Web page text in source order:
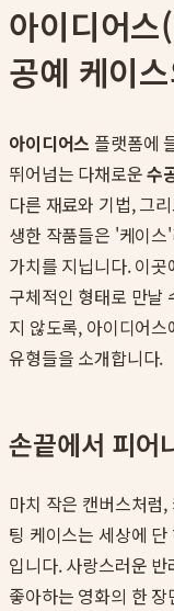
아이디어
공예 케이
아이디어스 플랫폼에
뛰어넘는 다채로운수
다른 재료와 기법, 그
생한 작품들은 '케이
가치를 지닙니다. 이
구체적인 형태로 만날
지 않도록, 아이디어
유형들을 소개합니다.
손끝에서 피어
마치 작은 캔버스처럼
팅 케이스는 세상에
입니다. 사랑스러운
좋아하는 영화의 한